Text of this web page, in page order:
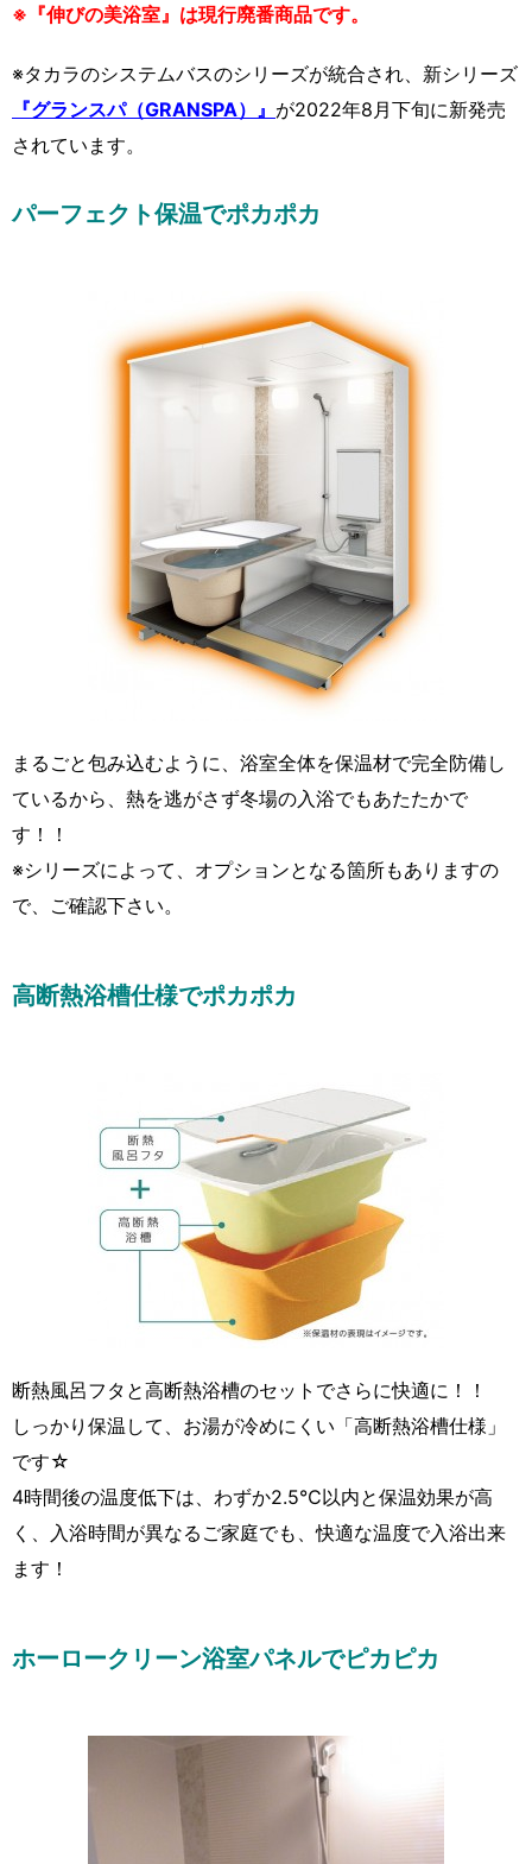
※『伸びの美浴室』は現行廃番商品です。
※タカラのシステムバスのシリーズが統合され、新シリーズ
『グランスパ（GRANSPA）』 が2022年8月下旬に新発売
されています。
パーフェクト保温でポカポカ
まるごと包み込むように、浴室全体を保温材で完全防備し
ているから、熱を逃がさず冬場の入浴でもあたたかで
す！！
※シリーズによって、オプションとなる箇所もありますの
で、ご確認下さい。
高断熱浴槽仕様でポカポカ
断熱風呂フタと高断熱浴槽のセットでさらに快適に！！
しっかり保温して、お湯が冷めにくい「高断熱浴槽仕様」
です☆
4時間後の温度低下は、わずか2.5℃以内と保温効果が高
く、入浴時間が異なるご家庭でも、快適な温度で入浴出来
ます！
ホーロークリーン浴室パネルでピカピカ